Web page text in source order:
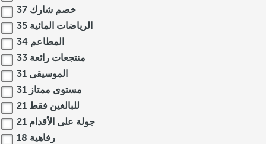
خصم شارك 37
الرياضات المائية 35
المطاعم 34
منتجعات رائعة 33
الموسيقى 31
مستوى ممتاز 31
للبالغين فقط 21
جولة على الأقدام 21
رفاهية 18